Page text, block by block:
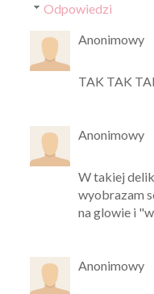
Odpowiedzi
Anonimowy
TAK TAK
Anonimowy
W takiej
wyobrazam
na glowie i
Anonimowy